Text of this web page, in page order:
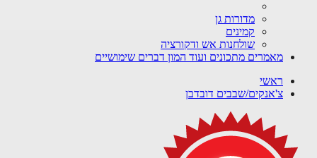
מדורות גן
קמינים
שולחנות אש ודקורציה
מאמרים מתכונים ועוד המון דברים שימושיים
ראשי
צ'אנקים/שבבים דובדבן